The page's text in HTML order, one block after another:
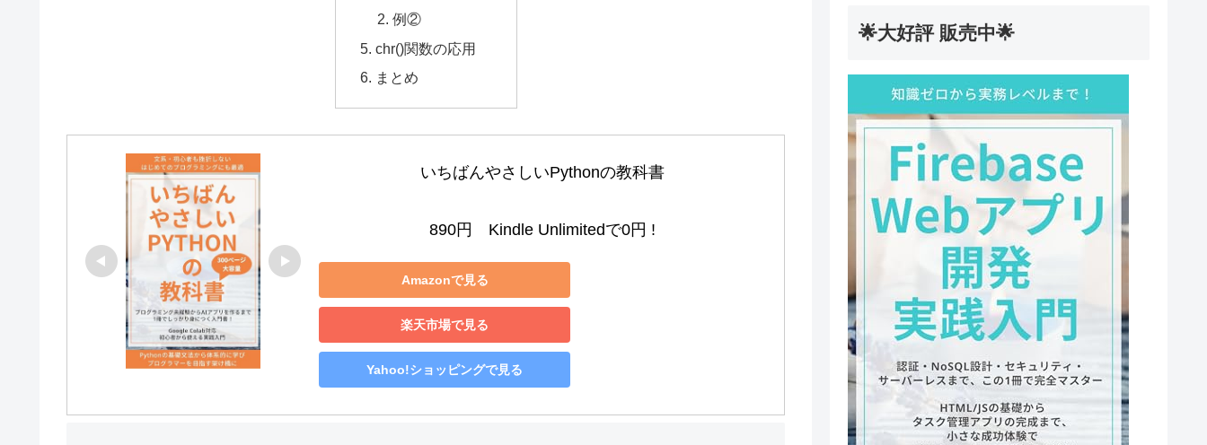
例②
chr()関数の応用
まとめ
いちばんやさしいPythonの教科書
890円　Kindle Unlimitedで0円 !
Amazonで見る
楽天市場で見る
Yahoo!ショッピングで見る
🌟大好評 販売中🌟